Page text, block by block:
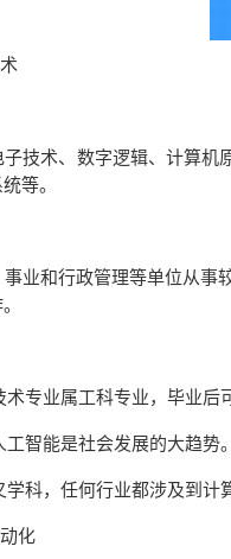
技术、数字逻辑、计算
等。
业和行政管理等单位从事
专业属工科专业，毕业后
智能是社会发展的大趋势。
科，任何行业都涉及到计
化